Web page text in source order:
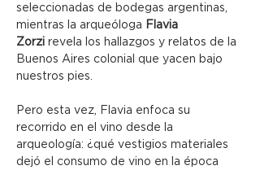
seleccionadas de bodegas argentinas,
mientras la arqueóloga Flavia
Zorzi revela los hallazgos y relatos de la
Buenos Aires colonial que yacen bajo
nuestros pies.
Pero esta vez, Flavia enfoca su
recorrido en el vino desde la
arqueología: ¿qué vestigios materiales
dejó el consumo de vino en la época